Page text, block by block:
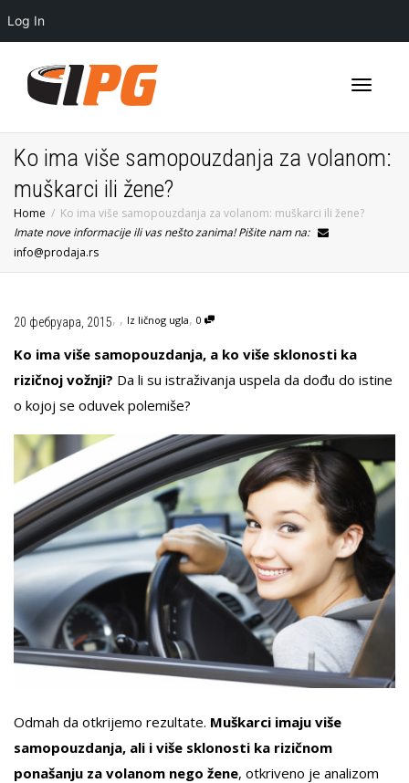
Log In
Ko ima više samopouzdanja za volanom:
muškarci ili žene?
Home
Ko ima više samopouzdanja za volanom: muškarci ili žene?
Imate nove informacije ili vas nešto zanima! Pišite nam na:
info@prodaja.rs
,
20 фебруара, 2015 , Iz ličnog ugla, 0
Ko ima više samopouzdanja, a ko više sklonosti ka
rizičnoj vožnji? Da li su istraživanja uspela da dođu do istine
o kojoj se oduvek polemiše?
Odmah da otkrijemo rezultate. Muškarci imaju više
samopouzdanja, ali i više sklonosti ka rizičnom
ponašanju za volanom nego žene, otkriveno je analizom